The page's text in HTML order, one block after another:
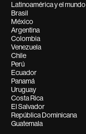
Latinoamérica y el mundo
Brasil
México
Argentina
Colombia
Venezuela
Chile
Perú
Ecuador
Panamá
Uruguay
Costa Rica
El Salvador
República Dominicana
Guatemala